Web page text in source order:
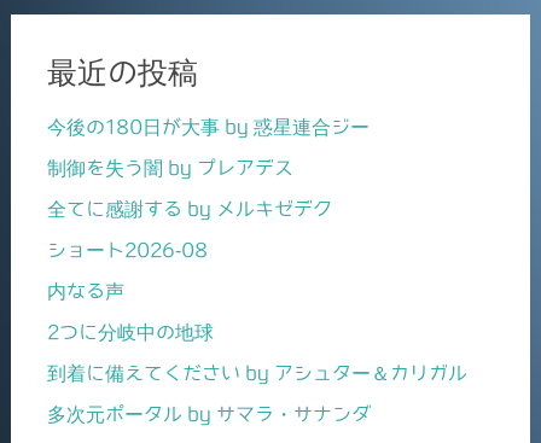
最近の投稿
今後の180日が大事 by 惑星連合ジー
制御を失う闇 by プレアデス
全てに感謝する by メルキゼデク
ショート2026-08
内なる声
2つに分岐中の地球
到着に備えてください by アシュター＆カリガル
多次元ポータル by サマラ・サナンダ